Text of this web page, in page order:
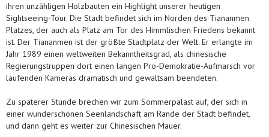
ihren unzähligen Holzbauten ein Highlight unserer heutigen
Sightseeing-Tour. Die Stadt befindet sich im Norden des Tiananmen
Platzes, der auch als Platz am Tor des Himmlischen Friedens bekannt
ist. Der Tiananmen ist der größte Stadtplatz der Welt. Er erlangte im
Jahr 1989 einen weltweiten Bekanntheitsgrad, als chinesische
Regierungstruppen dort einen langen Pro-Demokratie-Aufmarsch vor
laufenden Kameras dramatisch und gewaltsam beendeten.
Zu späterer Stunde brechen wir zum Sommerpalast auf, der sich in
einer wunderschönen Seenlandschaft am Rande der Stadt befindet,
und dann geht es weiter zur Chinesischen Mauer.